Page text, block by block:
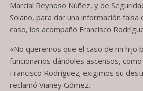
Marcial Reynoso Núñez, y de
Solano, para dar una información falsa
caso, los acompañó Francisco
«No queremos que el caso de mi hijo
funcionarios dándoles ascensos,
Francisco Rodríguez; exigimos su
reclamó Vianey Gómez.